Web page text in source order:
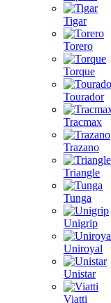
Tigar
Torero
Torque
Tourador
Tracmax
Trazano
Triangle
Tunga
Unigrip
Uniroyal
Unistar
Viatti